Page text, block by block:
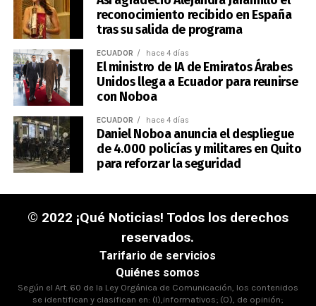
reconocimiento recibido en España
tras su salida de programa
ECUADOR hace 4 días
El ministro de IA de Emiratos Árabes
Unidos llega a Ecuador para reunirse
con Noboa
ECUADOR hace 4 días
Daniel Noboa anuncia el despliegue
de 4.000 policías y militares en Quito
para reforzar la seguridad
© 2022 ¡Qué Noticias! Todos los derechos
reservados.
Tarifario de servicios
Quiénes somos
Según el Art. 60 de la Ley Orgánica de Comunicación, los contenidos
se identifican y clasifican en: (I),informativos; (O), de opinión;